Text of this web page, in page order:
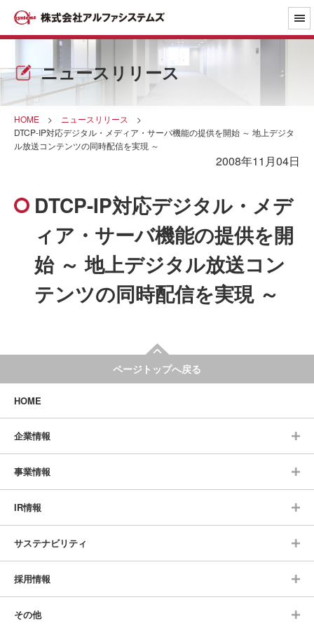
ニュースリリース
HOME > ニュースリリース
>
DTCP-IP対応デジタル・メディア・サーバ機能の提供を開始 ～ 地上デジタ
ル放送コンテンツの同時配信を実現 ～
2008年11月04日
DTCP-IP対応デジタル・メデ
ィア・サーバ機能の提供を開
始 ～ 地上デジタル放送コン
テンツの同時配信を実現 ～
ページトップへ戻る
HOME
企業情報
事業情報
IR情報
サステナビリティ
採用情報
その他